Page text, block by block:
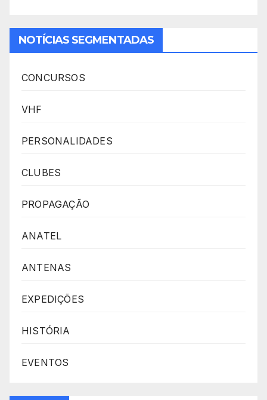
NOTÍCIAS SEGMENTADAS
CONCURSOS
VHF
PERSONALIDADES
CLUBES
PROPAGAÇÃO
ANATEL
ANTENAS
EXPEDIÇÕES
HISTÓRIA
EVENTOS